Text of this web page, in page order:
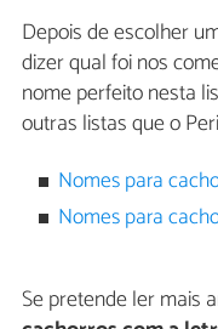
Depois de escolher
dizer qual foi nos
nome perfeito nesta
outras listas que o
Nomes para
Nomes para
Se pretende ler mais